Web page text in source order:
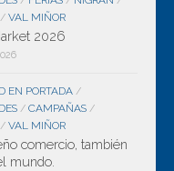
/ VAL MIÑOR
2026
EN PORTADA /
/ CAMPAÑAS /
/ VAL MIÑOR
comercio, también
mundo.